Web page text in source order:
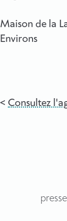
Maison de la
Environs
Consultez
presse